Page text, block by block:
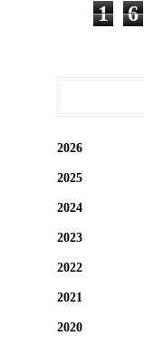
1 6
2026
2025
2024
2023
2022
2021
2020